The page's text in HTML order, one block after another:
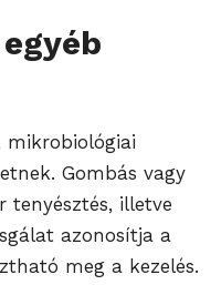
mikrobiológiai
Gombás vagy
tenyésztés, illetve
azonosítja a
meg a kezelés.